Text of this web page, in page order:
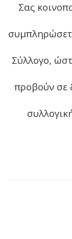
Σας
Σύλλογο,
προβούν σε